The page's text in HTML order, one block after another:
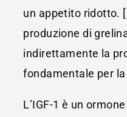
un appetito ridotto.
produzione di
indirettamente la
fondamentale per
L’IGF-1 è un